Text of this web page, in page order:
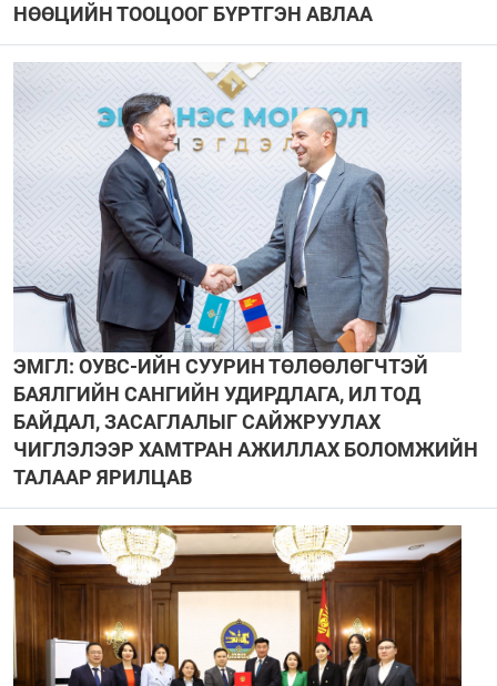
НӨӨЦИЙН ТООЦООГ БҮРТГЭН АВЛАА
ЭМГЛ: ОУВС-ИЙН СУУРИН ТӨЛӨӨЛӨГЧТЭЙ
БАЯЛГИЙН САНГИЙН УДИРДЛАГА, ИЛ ТОД
БАЙДАЛ, ЗАСАГЛАЛЫГ САЙЖРУУЛАХ
ЧИГЛЭЛЭЭР ХАМТРАН АЖИЛЛАХ БОЛОМЖИЙН
ТАЛААР ЯРИЛЦАВ